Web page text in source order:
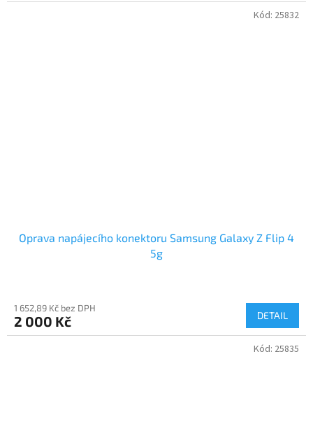
Oprava napájecího konektoru Samsung Galaxy Z Flip 4
5g
1 652,89 Kč bez DPH
2 000 Kč DETAIL
Kód: 25832
Kód: 25835